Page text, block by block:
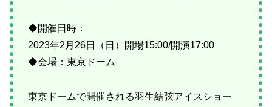
◆開催日時：
2023年2月26日（日）開場15:00/開演17:00
◆会場：東京ドーム
東京ドームで開催される羽生結弦アイスショー